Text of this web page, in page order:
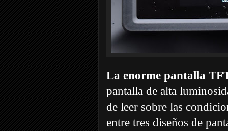
La enorme pantalla
pantalla de alta
de leer sobre las
entre tres diseños de